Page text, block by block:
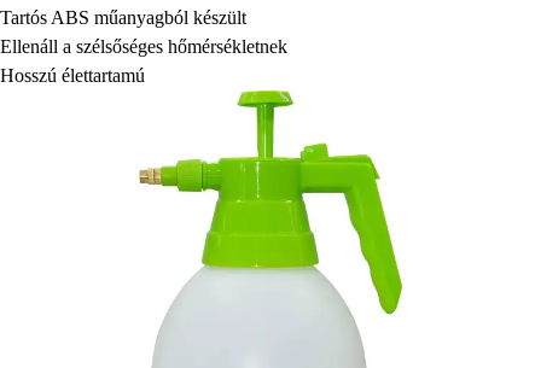
Tartós ABS műanyagból készült
Ellenáll a szélsőséges hőmérsékletnek
Hosszú élettartamú